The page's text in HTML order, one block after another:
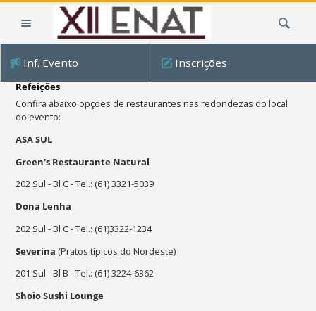
Inf. Evento Inscrições
Refeições
Confira abaixo opções de restaurantes nas redondezas do local
do evento:
ASA SUL
Green's Restaurante Natural
202 Sul - Bl C - Tel.: (61) 3321-5039
Dona Lenha
202 Sul - Bl C - Tel.: (61)3322-1234
Severina (Pratos típicos do Nordeste)
201 Sul - Bl B - Tel.: (61) 3224-6362
Shoio Sushi Lounge